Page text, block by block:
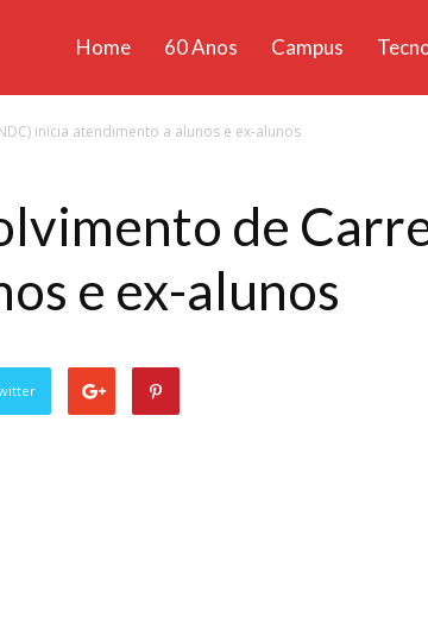
Home 60 Anos Campus
inicia atendimento a alunos e ex-alunos
de
e ex-alunos